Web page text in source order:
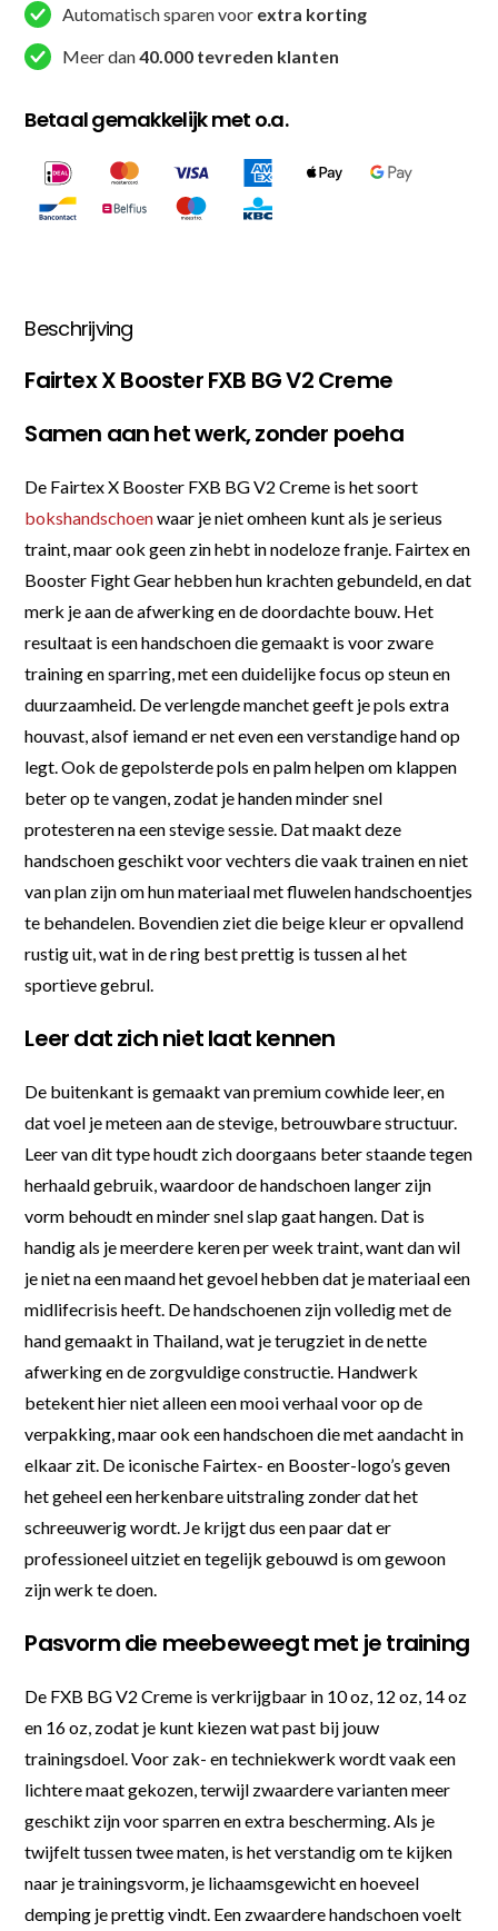
Automatisch sparen voor extra korting
Meer dan40.000 tevreden klanten
Betaal gemakkelijk met o.a.
Beschrijving
Fairtex X Booster FXB BG V2 Creme
Samen aan het werk, zonder poeha
De Fairtex X Booster FXB BG V2 Creme is het soort
bokshandschoenwaar je niet omheen kunt als je serieus
traint, maar ook geen zin hebt in nodeloze franje. Fairtex en
Booster Fight Gear hebben hun krachten gebundeld, en dat
merk je aan de afwerking en de doordachte bouw. Het
resultaat is een handschoen die gemaakt is voor zware
training en sparring, met een duidelijke focus op steun en
duurzaamheid. De verlengde manchet geeft je pols extra
houvast, alsof iemand er net even een verstandige hand op
legt. Ook de gepolsterde pols en palm helpen om klappen
beter op te vangen, zodat je handen minder snel
protesteren na een stevige sessie. Dat maakt deze
handschoen geschikt voor vechters die vaak trainen en niet
van plan zijn om hun materiaal met fluwelen handschoentjes
te behandelen. Bovendien ziet die beige kleur er opvallend
rustig uit, wat in de ring best prettig is tussen al het
sportieve gebrul.
Leer dat zich niet laat kennen
De buitenkant is gemaakt van premium cowhide leer, en
dat voel je meteen aan de stevige, betrouwbare structuur.
Leer van dit type houdt zich doorgaans beter staande tegen
herhaald gebruik, waardoor de handschoen langer zijn
vorm behoudt en minder snel slap gaat hangen. Dat is
handig als je meerdere keren per week traint, want dan wil
je niet na een maand het gevoel hebben dat je materiaal een
midlifecrisis heeft. De handschoenen zijn volledig met de
hand gemaakt in Thailand, wat je terugziet in de nette
afwerking en de zorgvuldige constructie. Handwerk
betekent hier niet alleen een mooi verhaal voor op de
verpakking, maar ook een handschoen die met aandacht in
elkaar zit. De iconische Fairtex- en Booster-logo’s geven
het geheel een herkenbare uitstraling zonder dat het
schreeuwerig wordt. Je krijgt dus een paar dat er
professioneel uitziet en tegelijk gebouwd is om gewoon
zijn werk te doen.
Pasvorm die meebeweegt met je training
De FXB BG V2 Creme is verkrijgbaar in 10 oz, 12 oz, 14 oz
en 16 oz, zodat je kunt kiezen wat past bij jouw
trainingsdoel. Voor zak- en techniekwerk wordt vaak een
lichtere maat gekozen, terwijl zwaardere varianten meer
geschikt zijn voor sparren en extra bescherming. Als je
twijfelt tussen twee maten, is het verstandig om te kijken
naar je trainingsvorm, je lichaamsgewicht en hoeveel
demping je prettig vindt. Een zwaardere handschoen voelt